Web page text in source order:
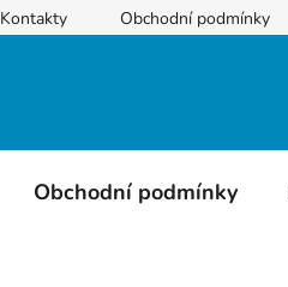
Kontakty Obchodní podmínky
Obchodní podmínky